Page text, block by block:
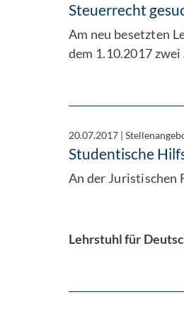
Steuerrecht
Am neu besetzten
dem 1.10.2017
20.07.2017 |
Studentische
An der
Lehrstuhl für